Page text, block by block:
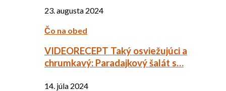
23. augusta 2024
Čo na obed
VIDEORECEPT Taký osviežujúci a
chrumkavý: Paradajkový šalát s…
14. júla 2024